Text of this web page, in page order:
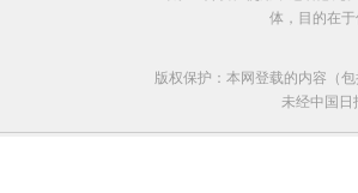
体，目的在
版权保护：本网登载的内容（
未经中国